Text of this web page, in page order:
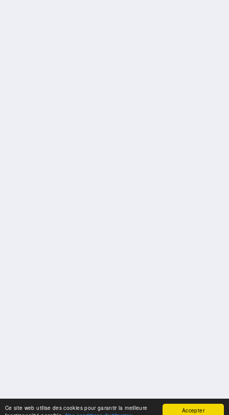
Accepter
Ce site web utilise des cookies pour garantir la meilleure